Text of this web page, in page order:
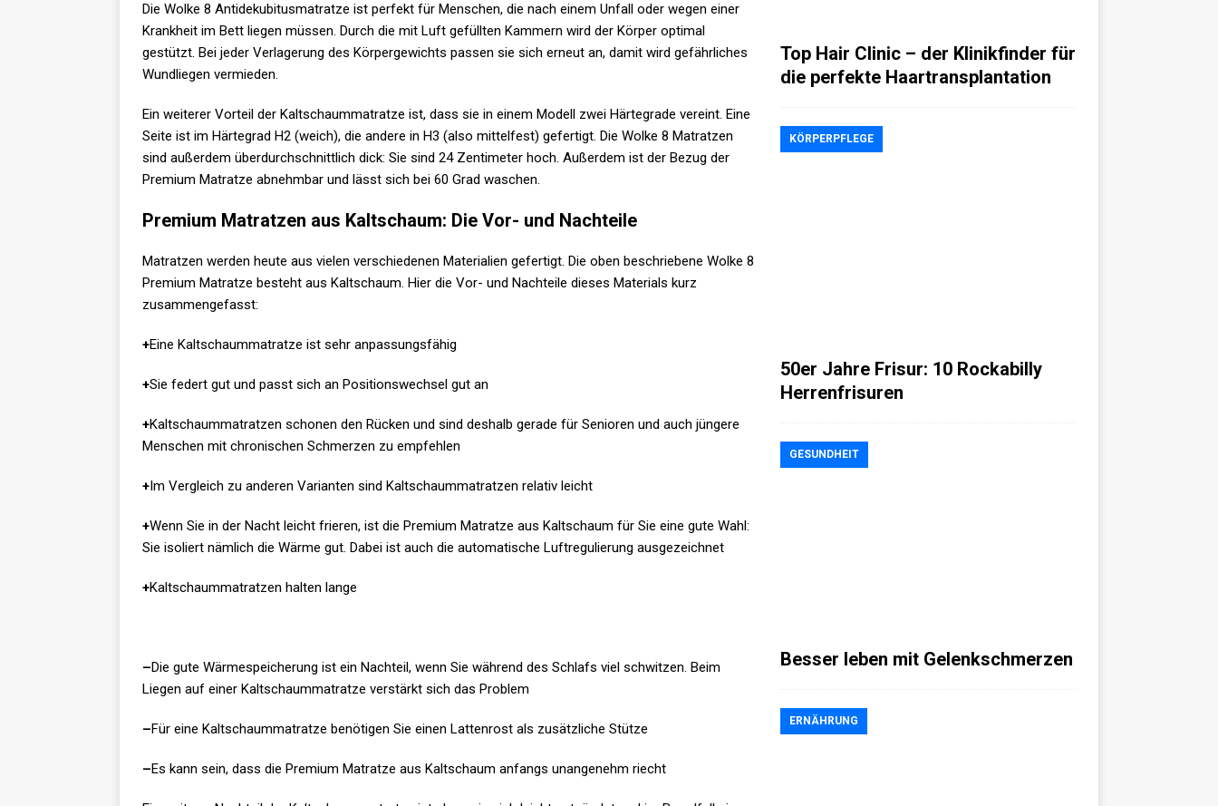
Die Wolke 8 Antidekubitusmatratze ist perfekt für Menschen, die nach einem Unfall oder wegen einer
Krankheit im Bett liegen müssen. Durch die mit Luft gefüllten Kammern wird der Körper optimal
gestützt. Bei jeder Verlagerung des Körpergewichts passen sie sich erneut an, damit wird gefährliches
Wundliegen vermieden.
Ein weiterer Vorteil der Kaltschaummatratze ist, dass sie in einem Modell zwei Härtegrade vereint. Eine
Seite ist im Härtegrad H2 (weich), die andere in H3 (also mittelfest) gefertigt. Die Wolke 8 Matratzen
sind außerdem überdurchschnittlich dick: Sie sind 24 Zentimeter hoch. Außerdem ist der Bezug der
Premium Matratze abnehmbar und lässt sich bei 60 Grad waschen.
Premium Matratzen aus Kaltschaum: Die Vor- und Nachteile
Matratzen werden heute aus vielen verschiedenen Materialien gefertigt. Die oben beschriebene Wolke 8
Premium Matratze besteht aus Kaltschaum. Hier die Vor- und Nachteile dieses Materials kurz
zusammengefasst:
+Eine Kaltschaummatratze ist sehr anpassungsfähig
+Sie federt gut und passt sich an Positionswechsel gut an
+Kaltschaummatratzen schonen den Rücken und sind deshalb gerade für Senioren und auch jüngere
Menschen mit chronischen Schmerzen zu empfehlen
+Im Vergleich zu anderen Varianten sind Kaltschaummatratzen relativ leicht
+Wenn Sie in der Nacht leicht frieren, ist die Premium Matratze aus Kaltschaum für Sie eine gute Wahl:
Sie isoliert nämlich die Wärme gut. Dabei ist auch die automatische Luftregulierung ausgezeichnet
+Kaltschaummatratzen halten lange
–Die gute Wärmespeicherung ist ein Nachteil, wenn Sie während des Schlafs viel schwitzen. Beim
Liegen auf einer Kaltschaummatratze verstärkt sich das Problem
–Für eine Kaltschaummatratze benötigen Sie einen Lattenrost als zusätzliche Stütze
–Es kann sein, dass die Premium Matratze aus Kaltschaum anfangs unangenehm riecht
Top Hair Clinic – der Klinikfinder für
die perfekte Haartransplantation
KÖRPERPFLEGE
50er Jahre Frisur: 10 Rockabilly
Herrenfrisuren
GESUNDHEIT
Besser leben mit Gelenkschmerzen
ERNÄHRUNG